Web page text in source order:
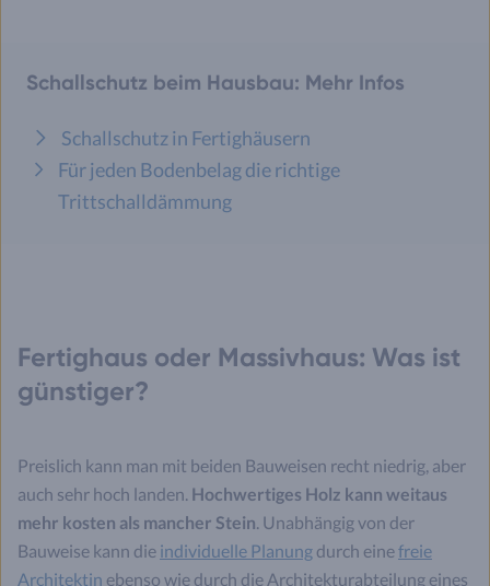
Schallschutz beim Hausbau: Mehr Infos
Schallschutz in Fertighäusern
Für jeden Bodenbelag die richtige
Trittschalldämmung
Fertighaus oder Massivhaus: Was ist
günstiger?
Preislich kann man mit beiden Bauweisen recht niedrig, aber
auch sehr hoch landen. Hochwertiges Holz kann weitaus
mehr kosten als mancher Stein. Unabhängig von der
Bauweise kann die individuelle Planung durch einefreie
Architektin ebenso wie durch die Architekturabteilung eines